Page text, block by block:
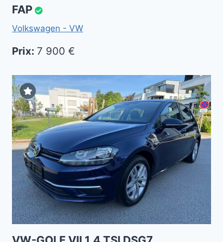
FAP
Volkswagen - VW
Prix: 7 900 €